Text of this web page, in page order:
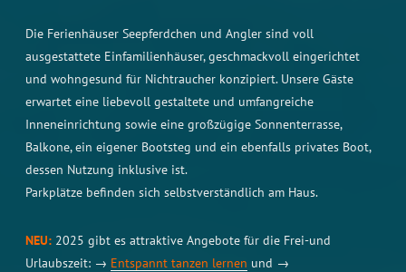
Die Ferienhäuser Seepferdchen und Angler sind voll
ausgestattete Einfamilienhäuser, geschmackvoll eingerichtet
und wohngesund für Nichtraucher konzipiert. Unsere Gäste
erwartet eine liebevoll gestaltete und umfangreiche
Inneneinrichtung sowie eine großzügige Sonnenterrasse,
Balkone, ein eigener Bootsteg und ein ebenfalls privates Boot,
dessen Nutzung inklusive ist.
Parkplätze befinden sich selbstverständlich am Haus.
NEU: 2025 gibt es attraktive Angebote für die Frei-und
Urlaubszeit: → Entspannt tanzen lernen und →